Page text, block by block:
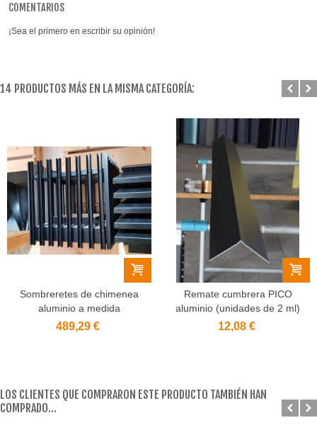
COMENTARIOS
¡Sea el primero en escribir su opinión!
14 PRODUCTOS MÁS EN LA MISMA CATEGORÍA:
Sombreretes de chimenea
aluminio a medida
489,29 €
Remate cumbrera PICO
aluminio (unidades de 2 ml)
12,08 €
LOS CLIENTES QUE COMPRARON ESTE PRODUCTO TAMBIÉN HAN
COMPRADO...